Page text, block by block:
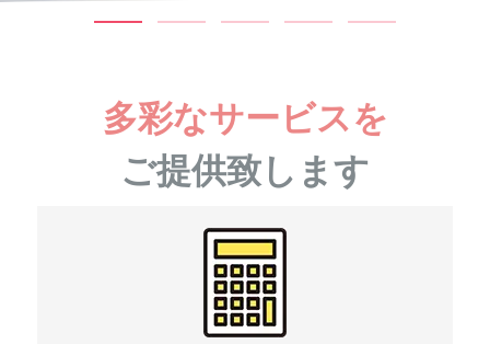
多彩なサービスを
ご提供致します